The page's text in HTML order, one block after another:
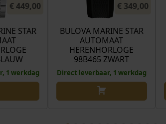
€449,00
STAR
1 werkdag
€349,00
BULOVA MARINE STAR
AUTOMAAT
HERENHORLOGE
98B465 ZWART
Direct leverbaar, 1 werkdag